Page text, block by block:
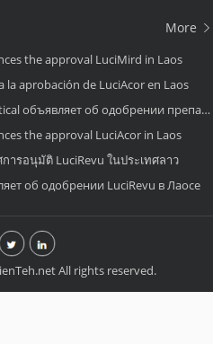
More
the approval LuciMird in Laos
la aprobación de LuciAcor en Laos
об одобрении препарата LuciAcor в Лаосе.
the approval LuciAcor in Laos
ารอนุมัติ LuciRevu ในประเทศลาว
об одобрении LuciRevu в Лаосе
All rights reserved.